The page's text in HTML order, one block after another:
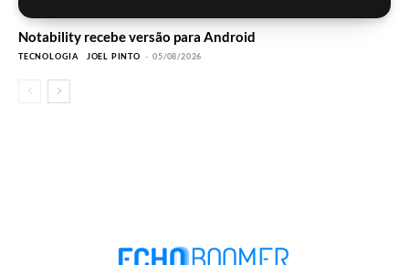
Notability recebe versão para Android
TECNOLOGIA JOEL PINTO - 05/08/2026